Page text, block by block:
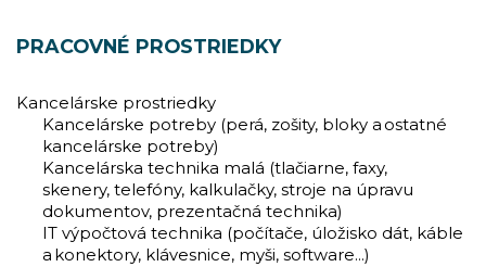
PRACOVNÉ PROSTRIEDKY
Kancelárske prostriedky
Kancelárske potreby (perá, zošity, bloky a ostatné
kancelárske potreby)
Kancelárska technika malá (tlačiarne, faxy,
skenery, telefóny, kalkulačky, stroje na úpravu
dokumentov, prezentačná technika)
IT výpočtová technika (počítače, úložisko dát, káble
a konektory, klávesnice, myši, software...)